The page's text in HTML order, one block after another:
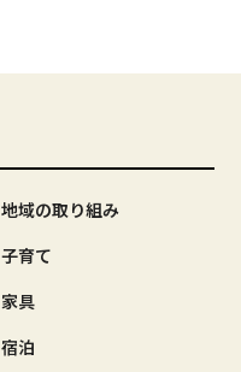
地域の取り組み
子育て
家具
宿泊